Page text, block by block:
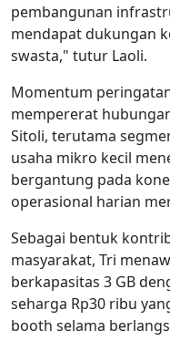
pembangunan
mendapat dukungan
swasta," tutur Laoli.
Momentum
mempererat
Sitoli, terutama
usaha mikro kecil
bergantung pada
operasional harian
Sebagai bentuk
masyarakat, Tri
berkapasitas 3 GB
seharga Rp30 ribu
booth selama